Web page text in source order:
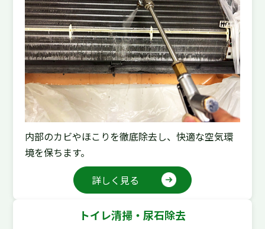
内部のカビやほこりを徹底除去し、快適な空気環
境を保ちます。
詳しく見る
トイレ清掃・尿石除去